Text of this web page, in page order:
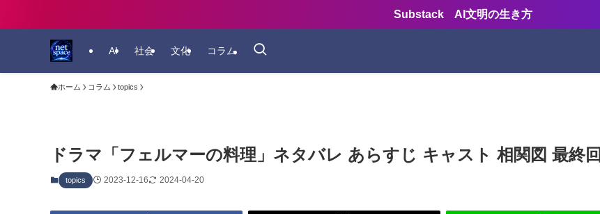
Substack AI文明の生き方
AI 社会 文化 コラム
ホーム コラム topics
ドラマ「フェルマーの料理」ネタバレ あらすじ キャスト 相関図 最終回
topics 2023-12-16 2024-04-20